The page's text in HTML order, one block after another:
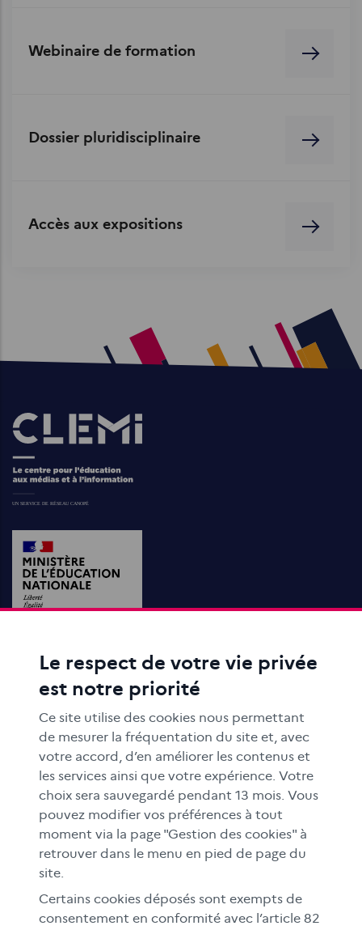
Webinaire de formation
Dossier pluridisciplinaire
Accès aux expositions
Images
ACTIONS ÉDUCATIVES
FORMATION
RESSOURCES
MÉDIAS SCOLAIRES
FAMILLES
Le CLEMI
En académies
À l'international
CLEMI sup
Espace presse
Le respect de votre vie privée
est notre priorité
Ce site utilise des cookies nous permettant
de mesurer la fréquentation du site et, avec
votre accord, d’en améliorer les contenus et
les services ainsi que votre expérience. Votre
choix sera sauvegardé pendant 13 mois. Vous
pouvez modifier vos préférences à tout
moment via la page "Gestion des cookies" à
retrouver dans le menu en pied de page du
site.
Certains cookies déposés sont exempts de
consentement en conformité avec l’article 82